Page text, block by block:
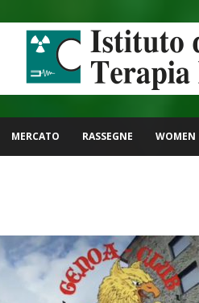
MERCATO RASSEGNE WOMEN